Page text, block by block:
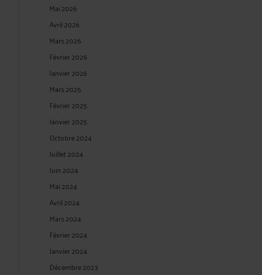
Mai 2026
Avril 2026
Mars 2026
Février 2026
Janvier 2026
Mars 2025
Février 2025
Janvier 2025
Octobre 2024
Juillet 2024
Juin 2024
Mai 2024
Avril 2024
Mars 2024
Février 2024
Janvier 2024
Décembre 2023